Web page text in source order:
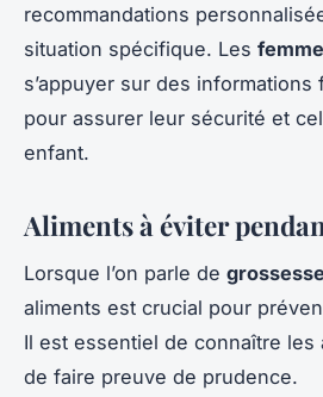
recommandations
situation spécifique. Les
s’appuyer sur des
pour assurer leur sécurité et
enfant.
Aliments à éviter
Lorsque l’on parle de grossesse
aliments est crucial pour
Il est essentiel de connaître les
de faire preuve de prudence.